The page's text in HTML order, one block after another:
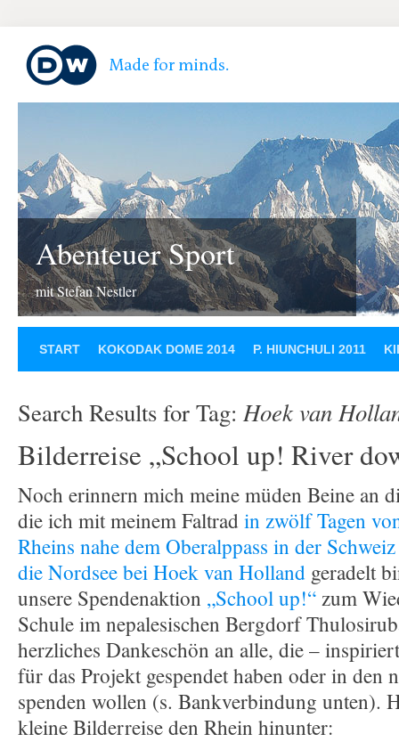
Abenteuer Sport
mit Stefan Nestler
START KOKODAK DOME 2014 P. HIUNCHULI 2011
Search Results for Tag: Hoek van
Bilderreise „School up! River
Noch erinnern mich meine müden Beine an
die ich mit meinem Faltradin zwölf Tagen
Rheins nahe dem Oberalppass in der
die Nordsee bei Hoek van Holland geradelt
unsere Spendenaktion „School up!“zum
Schule im nepalesischen Bergdorf
herzliches Dankeschön an alle, die –
für das Projekt gespendet haben oder in den
spenden wollen (s. Bankverbindung unten).
kleine Bilderreise den Rhein hinunter: